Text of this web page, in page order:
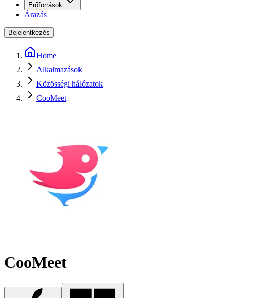
Erőforrások
Árazás
Bejelentkezés
Home
Alkalmazások
Közösségi hálózatok
CooMeet
CooMeet